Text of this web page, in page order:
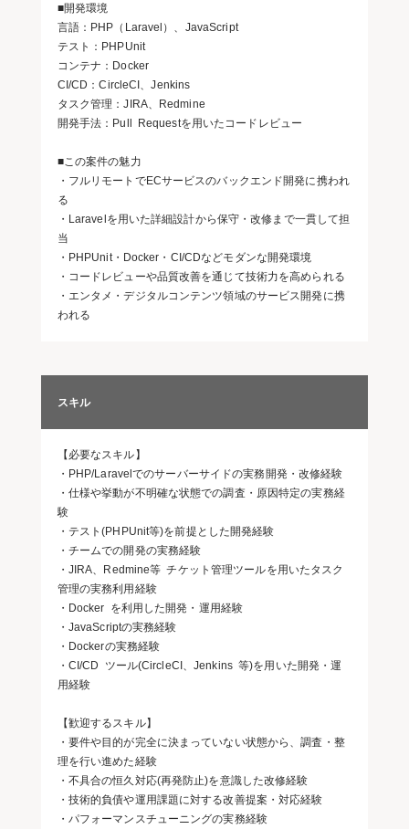
■開発環境
言語：PHP（Laravel）、JavaScript
テスト：PHPUnit
コンテナ：Docker
CI/CD：CircleCI、Jenkins
タスク管理：JIRA、Redmine
開発手法：Pull Requestを用いたコードレビュー
■この案件の魅力
・フルリモートでECサービスのバックエンド開発に携われ
る
・Laravelを用いた詳細設計から保守・改修まで一貫して担
当
・PHPUnit・Docker・CI/CDなどモダンな開発環境
・コードレビューや品質改善を通じて技術力を高められる
・エンタメ・デジタルコンテンツ領域のサービス開発に携
われる
スキル
【必要なスキル】
・PHP/Laravelでのサーバーサイドの実務開発・改修経験
・仕様や挙動が不明確な状態での調査・原因特定の実務経
験
・テスト(PHPUnit等)を前提とした開発経験
・チームでの開発の実務経験
・JIRA、Redmine等 チケット管理ツールを用いたタスク
管理の実務利用経験
・Docker を利用した開発・運用経験
・JavaScriptの実務経験
・Dockerの実務経験
・CI/CD ツール(CircleCI、Jenkins 等)を用いた開発・運
用経験
【歓迎するスキル】
・要件や目的が完全に決まっていない状態から、調査・整
理を行い進めた経験
・不具合の恒久対応(再発防止)を意識した改修経験
・技術的負債や運用課題に対する改善提案・対応経験
・パフォーマンスチューニングの実務経験